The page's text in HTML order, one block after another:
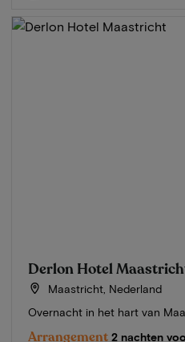
Derlon Hotel
Maastricht, Nederland
Overnacht in het hart van
Arrangement 2 nachten